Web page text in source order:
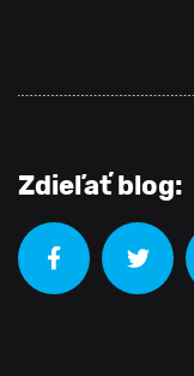
Zdieľať blog: